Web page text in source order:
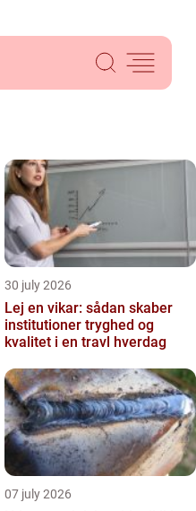
30 july 2026
Lej en vikar: sådan skaber
institutioner tryghed og
kvalitet i en travl hverdag
07 july 2026